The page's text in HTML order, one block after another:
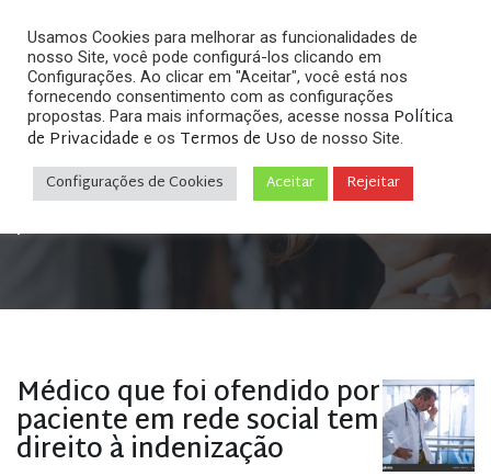
Arquivos
Home»Posts tagged "processar por mensagens
Médico que foi ofendido por
paciente em rede social tem
direito à indenização
Usamos Cookies para melhorar as funcionalidades de
nosso Site, você pode configurá-los clicando em
Configurações. Ao clicar em "Aceitar", você está nos
fornecendo consentimento com as configurações
propostas. Para mais informações, acesse nossa Política
de Privacidade e os Termos de Uso de nosso Site.
Configurações de Cookies Aceitar Rejeitar